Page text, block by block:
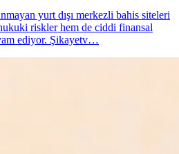
yurt dışı merkezli bahis siteleri
riskler hem de ciddi finansal
ediyor. Şikayetv…